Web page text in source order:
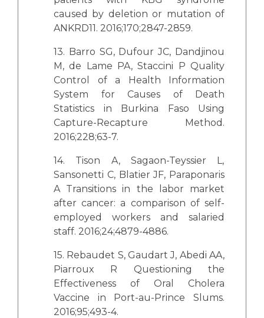
caused by deletion or mutation of
ANKRD11. 2016;170;2847-2859.
13. Barro SG, Dufour JC, Dandjinou
M, de Lame PA, Staccini P Quality
Control of a Health Information
System for Causes of Death
Statistics in Burkina Faso Using
Capture-Recapture Method.
2016;228;63-7.
14. Tison A, Sagaon-Teyssier L,
Sansonetti C, Blatier JF, Paraponaris
A Transitions in the labor market
after cancer: a comparison of self-
employed workers and salaried
staff. 2016;24;4879-4886.
15. Rebaudet S, Gaudart J, Abedi AA,
Piarroux R Questioning the
Effectiveness of Oral Cholera
Vaccine in Port-au-Prince Slums.
2016;95;493-4.